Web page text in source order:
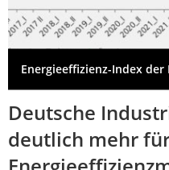
Energieeffizienz-Index
Deutsche
deutlich mehr